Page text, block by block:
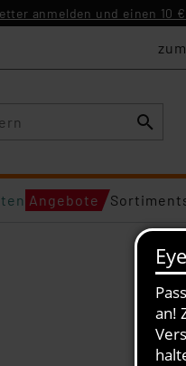
anmelden und einen 10
Angebote